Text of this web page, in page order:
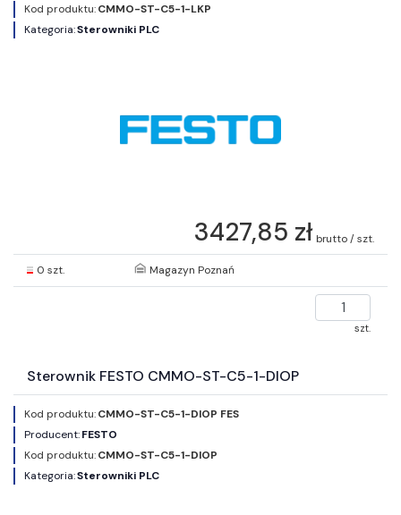
Kod produktu:CMMO-ST-C5-1-LKP
Kategoria:Sterowniki PLC
3427,85 zł brutto / szt.
0 szt. Magazyn Poznań
szt.
Sterownik FESTO CMMO-ST-C5-1-DIOP
Kod produktu:CMMO-ST-C5-1-DIOP FES
Producent:FESTO
Kod produktu:CMMO-ST-C5-1-DIOP
Kategoria:Sterowniki PLC